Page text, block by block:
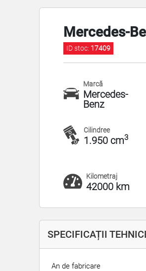
Mercedes-
ID stoc: 17409
Marcă
Mercedes-
Benz
Cilindree
1.950 cm3
Kilometraj
42000 km
SPECIFICAȚII
An de fabricare